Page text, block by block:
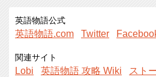
英語物語公式
英語物語.com Twitter
関連サイト
Lobi 英語物語 攻略 Wiki
スト